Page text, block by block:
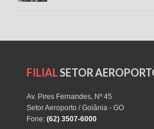
FILIALSETOR
Av. Pires Fernandes, Nº 45
Setor Aeroporto / Goiânia - GO
Fone: (62) 3507-6000